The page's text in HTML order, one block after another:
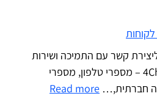
קשר עם התמיכה ושירות
הלקוחות של רשת 4Chef – מספרי טלפון, מספרי
חברתית,… Read more